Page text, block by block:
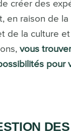
créer des
en raison de
de la culture
vous
pour
DES